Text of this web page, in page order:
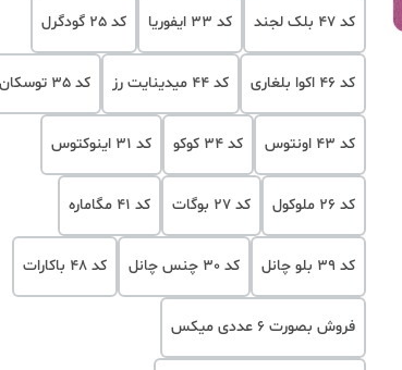
کد 47 بلک لجند کد 33 ایفوریا کد 25 گودگرل
کد 46 اکوا بلغاری کد 44 میدینایت رز کد 35 توسکان
کد 43 اونتوس کد 34 کوکو کد 31 اینوکتوس
کد 26 ملوکول کد 27 بوگات کد 41 مگاماره
کد 39 بلو چانل کد 30 چنس چانل کد 48 باکارات
فروش بصورت 6 عددی میکس